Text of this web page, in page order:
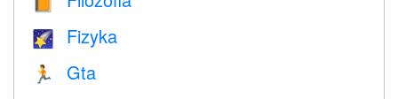
🌠 Fizyka
🏃 Gta